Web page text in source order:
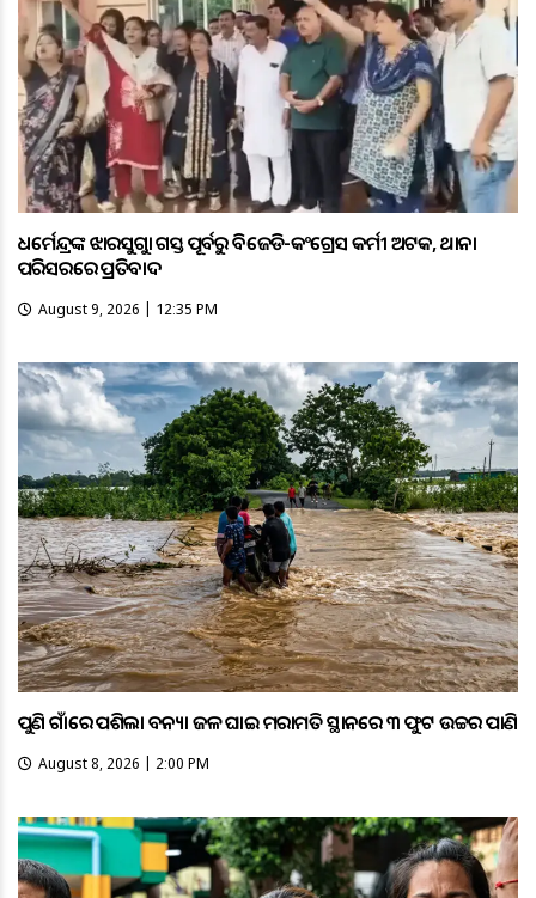
ଧର୍ମେନ୍ଦ୍ରଙ୍କ ଝାରସୁଗୁଡ଼ା ଗସ୍ତ ପୂର୍ବରୁ ବିଜେଡି-କଂଗ୍ରେସ କର୍ମୀ ଅଟକ, ଥାନା
ପରିସରରେ ପ୍ରତିବାଦ
August 9, 2026 | 12:35 PM
ପୁଣି ଗାଁରେ ପଶିଲା ବନ୍ୟା ଜଳ ଘାଇ ମରାମତି ସ୍ଥାନରେ ୩ ଫୁଟ ଉଚ୍ଚର ପାଣି
August 8, 2026 | 2:00 PM